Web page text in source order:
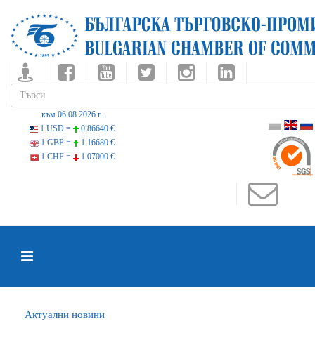
към 06.08.2026 г.
1 USD =
0.86640 €
1 GBP =
1.16680 €
1 CHF =
1.07000 €
Актуални новини